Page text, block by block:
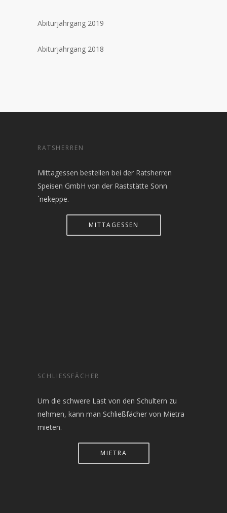
Abiturjahrgang 2019
Abiturjahrgang 2018
RATSHERREN
Mittagessen bestellen bei der Ratsherren
Speisen GmbH von der Raststätte Sonn
´nekeppe.
MITTAGESSEN
SCHLIESSFÄCHER
Um die schwere Last von den Schultern zu
nehmen, kann man Schließfächer von Mietra
mieten.
MIETRA